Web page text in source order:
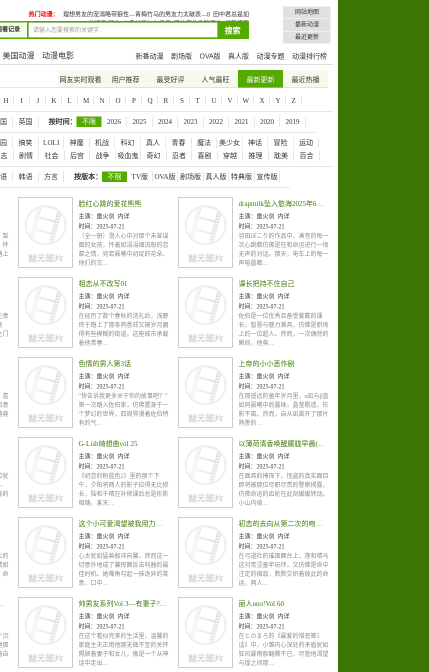
看记录
热门动漫： 理想男友的宠溺略带狼性—青梅竹马的男友力太破表—8 田中君总是如
此慵懒 特典 吉良前辈与九重君 路执事的危险工作
网站地图
最新动漫
最近更新
美国动漫 动漫电影 新番动漫 剧场版 OVA版 真人版 动漫专题 动漫排行榜
最近热播
最新更新
人气最旺
最受好评
用户推荐
网友实时观看
H I J K L M N O P Q R S T U V W X Y Z
英国 按时间： 不限 2026 2025 2024 2023 2022 2021 2020 2019
搞笑 LOLI 神魔 机战 科幻 真人 青春 魔法 美少女 神话 冒险
运动
剧情 社会 后宫 战争 吸血鬼 奇幻 忍者 喜剧 穿越 推理 耽美 百合
韩语 方言 按版本： 不限 TV版 OVA版 剧场版 真人版 特典版 宣传版
梨
怀
上
脸红心跳的爱花熊熊
主演： 雷火剑 内详
时间： 2025-07-21
（全一册）澄人心中对那个未曾谋
面的女孩，怀着如涓涓细流般的恋
慕之情，宛若晨曦中初绽的花朵。
他们的交....
drapmilk坠入慾海2025年6月号
主演： 雷火剑 内详
时间： 2025-07-21
羽田ぽこり的作品中，凑音的每一
次心跳都仿佛是在和命运进行一场
无声的对话。那天，电车上的每一
声喧嚣都....
意
相恋从不改写01
主演： 雷火剑 内详
时间： 2025-07-21
在经历了数个春秋的洗礼后，浅野
终于踏上了那条熟悉却又被岁月磨
得有些模糊的街道。这座城市承载
着他青春....
课长把持不住自己
主演： 雷火剑 内详
时间： 2025-07-21
佐伯是一位优秀且备受爱戴的课
长，智慧与魅力兼具，仿佛是职场
上的一位超人。然而，一次偶然的
瞬间，他竟....
喜
意
竟
色情的男人第3话
主演： 雷火剑 内详
时间： 2025-07-21
“快告诉我更多关于你的故事吧？”
第一次踏入佐伯家，仿佛置身于一
个梦幻的世界，四周弥漫着佐伯特
有的气....
上帝的小小恶作剧
主演： 雷火剑 内详
时间： 2025-07-21
在那遥远的童年岁月里，α凪与β直
如同晨曦中的露珠，晶莹剔透，形
影不离。然而，自从凪离开了那片
熟悉的....
犹
的
G-Lish绮想曲vol.25
主演： 雷火剑 内详
时间： 2025-07-21
《初恋的粉蓝色2》里的那个下
午，夕阳将两人的影子拉得无比修
长，陆和千晴在补修课后总是形影
相随。某天....
以薄荷清香唤醒朦胧早晨(含电子书限定特典)
主演： 雷火剑 内详
时间： 2025-07-21
在面具的掩饰下，怪盗的真实面目
即将被那位尽职尽责的警察揭露，
仿佛命运的齿轮在此刻缓缓转动。
小山内绫....
的
如
命
这个小可爱渴望被我用力称赞03後篇
主演： 雷火剑 内详
时间： 2025-07-21
心太犹如猛兽般冲向馨，然而这一
切意外地成了馨挥舞反击利器的最
佳时机。她嘴角勾起一抹诡异的笑
意，口中....
初恋的去向从第二次的吻开始
主演： 雷火剑 内详
时间： 2025-07-21
在弓道社的璀璨舞台上，莲和晴马
这对青涩童年玩伴，又仿佛是命中
注定的宿敌，默默交织着彼此的命
运。两人....
爱(含电子限定特典)
沉
那
自
帅男友系列Vol.3—有妻子?女友的家庭主夫?上司?医生已淫堕—
主演： 雷火剑 内详
时间： 2025-07-21
在这个看似完美的生活里，温馨的
家庭主夫正用他那无微不至的关怀
照顾着妻子和女儿，像是一个从神
话中走出....
丽人uno!Vol.60
主演： 雷火剑 内详
时间： 2025-07-21
在とのまろ的《最爱的憎恶第5
话》中，小雏内心深处的矛盾犹如
狂风暴雨般翻腾不已，尽管他渴望
与煌之间那....